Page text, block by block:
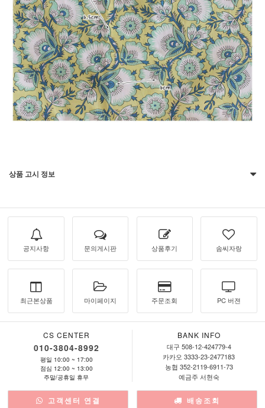
상품 고시 정보
공지사항 문의게시판 상품후기 솜씨자랑
최근본상품 마이페이지 주문조회 PC 버젼
CS CENTER
010-3804-8992
평일 10:00 ~ 17:00
점심 12:00 ~ 13:00
주말/공휴일 휴무
BANK INFO
대구 508-12-424779-4
카카오 3333-23-2477183
농협 352-2119-6911-73
예금주 서현숙
고객센터 연결 배송조회